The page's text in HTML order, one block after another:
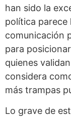
han sido la
política parece
comunicación
para
quienes
considera
más trampas
Lo grave de